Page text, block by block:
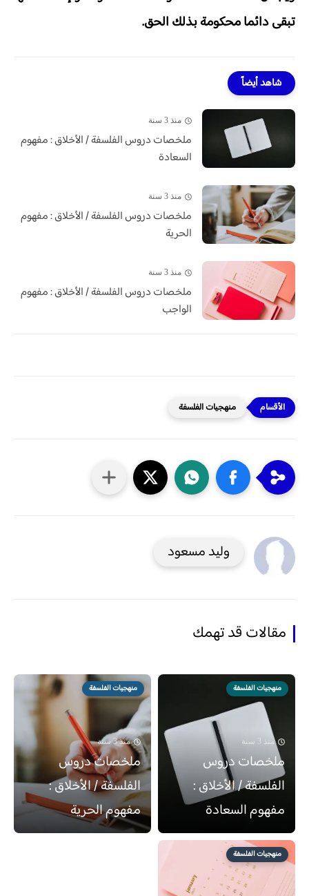
تبقى دائما محكومة بذلك الحق.
شاهد أيضاً
منذ 3 سنة
ملخصات دروس الفلسفة / الأخلاق : مفهوم
السعادة
منذ 3 سنة
ملخصات دروس الفلسفة / الأخلاق : مفهوم
الحرية
منذ 3 سنة
ملخصات دروس الفلسفة / الأخلاق : مفهوم
الواجب
منهجيات الفلسفة
وليد مسعود
مقالات قد تهمك
منهجيات الفلسفة
منذ 3 سنة
ملخصات دروس
الفلسفة / الأخلاق :
مفهوم السعادة
منهجيات الفلسفة
منذ 3 سنة
ملخصات دروس
الفلسفة / الأخلاق :
مفهوم الحرية
منهجيات الفلسفة